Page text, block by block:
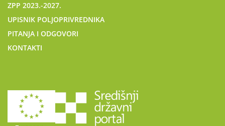
ZPP 2023.-2027.
UPISNIK POLJOPRIVREDNIKA
PITANJA I ODGOVORI
KONTAKTI